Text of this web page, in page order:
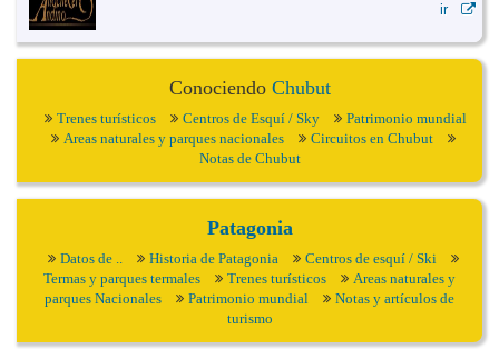
ir
Conociendo Chubut
Trenes turísticos Centros de Esquí / Sky
Patrimonio mundial
Areas naturales y parques nacionales
Circuitos en Chubut
Notas de Chubut
Patagonia
Datos de .. Historia de Patagonia
Centros de esquí / Ski
Termas y parques termales
Trenes turísticos
Areas naturales y
parques Nacionales
Patrimonio mundial
Notas y artículos de
turismo